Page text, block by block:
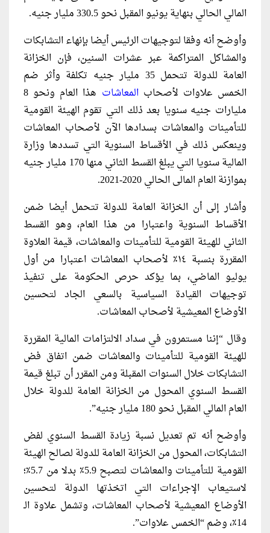
المالي الحالي بنهاية يونيو المقبل نحو 330.5 مليار جنيه.
وأوضح أنه وفقا لتوجيهات الرئيس أيضا بإنهاء التشابكات
والمشاكل المتراكمة عبر عشرات السنين، فإن الخزانة
العامة للدولة تتحمل 35 مليار جنيه تكلفة وأثر ضم
الخمس علاوات لأصحابالمعاشات
هذا العام ونحو 8
مليارات جنيه سنويا بعد ذلك التي تقوم الهيئة القومية
للتأمينات والمعاشات بسدادها الآن لأصحاب المعاشات
وينعكس ذلك في الأقساط السنوية التي تسددها وزارة
المالية سنويا التي يبلغ القسط الثاني منها 170 مليار جنيه
بموازنة العام المالى الحالي 2020-2021.
وأشار إلى أن الخزانة العامة للدولة تتحمل أيضا ضمن
الأقساط السنوية واعتبارا من هذا العام، وهو القسط
الثاني للهيئة القومية للتأمينات والمعاشات، قيمة العلاوة
المقررة بنسبة ١٤٪ لأصحاب المعاشات اعتبارا من أول
يوليو الماضي، بما يؤكد حرص الحكومة على تنفيذ
توجيهات القيادة السياسية بالسعي الجاد لتحسين
الأوضاع المعيشية لأصحاب المعاشات.
وقال “إننا مستمرون في سداد الالتزامات المالية المقررة
للهيئة القومية للتأمينات والمعاشات ضمن اتفاق فض
التشابكات خلال السنوات المقبلة ومن المقرر أن تبلغ قيمة
القسط السنوي المحول من الخزانة العامة للدولة خلال
العام المالي المقبل نحو 180 مليار جنيه”.
وأوضح أنه تم تعديل نسبة زيادة القسط السنوي لفض
التشابكات، المحول من الخزانة العامة للدولة لصالح الهيئة
القومية للتأمينات والمعاشات لتصبح 5.9٪ بدلا من 5.7٪؛
لاستيعاب الإجراءات التي اتخذتها الدولة لتحسين
الأوضاع المعيشية لأصحاب المعاشات، وتشمل علاوة الـ
14٪، وضم “الخمس علاوات”.